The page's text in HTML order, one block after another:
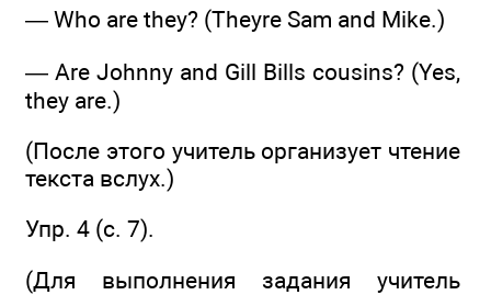
— Who are they? (Theyre Sam and Mike.)
— Are Johnny and Gill Bills cousins? (Yes,
they are.)
(После этого учитель организует чтение
текста вслух.)
Упр. 4 (с. 7).
(Для выполнения задания учитель